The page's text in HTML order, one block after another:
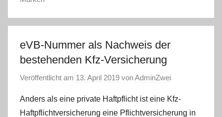
eVB-Nummer als Nachweis der
bestehenden Kfz-Versicherung
Veröffentlicht am 13. April 2019 vonAdminZwei
Anders als eine private Haftpflicht ist eine Kfz-
Haftpflichtversicherung eine Pflichtversicherung in